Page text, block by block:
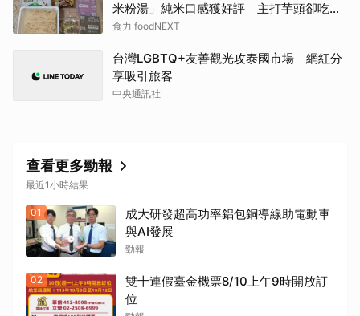
米粉湯」純米口感獲好評 主打芋頭卻吃不
到存在感
食力 foodNEXT
台灣LGBTQ+友善觀光攻泰國市場 網紅分
享吸引旅客
中央通訊社
查看更多勁報
最近1小時結果
01
成大研發超高功率鋁包銅導線助電動車
與AI發展
勁報
02
雙十連假臺金機票8/10上午9時開放訂
位